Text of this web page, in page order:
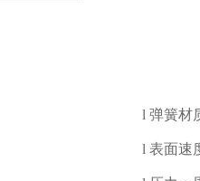
l 弹簧材
l 表面速